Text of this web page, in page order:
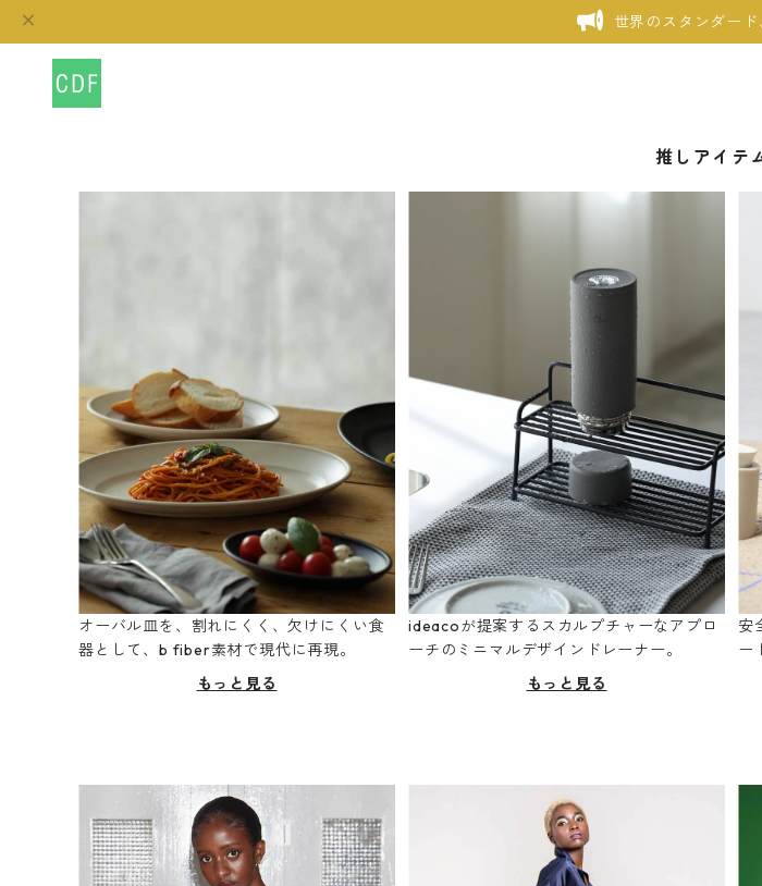
世界のスタンダー
推しアイテ
オーバル皿を、割れにくく、欠けにくい食
器として、b fiber素材で現代に再現。
もっと見る
ideacoが提案するスカルプチャーなアプロ
ーチのミニマルデザインドレーナー。
もっと見る
安
ー